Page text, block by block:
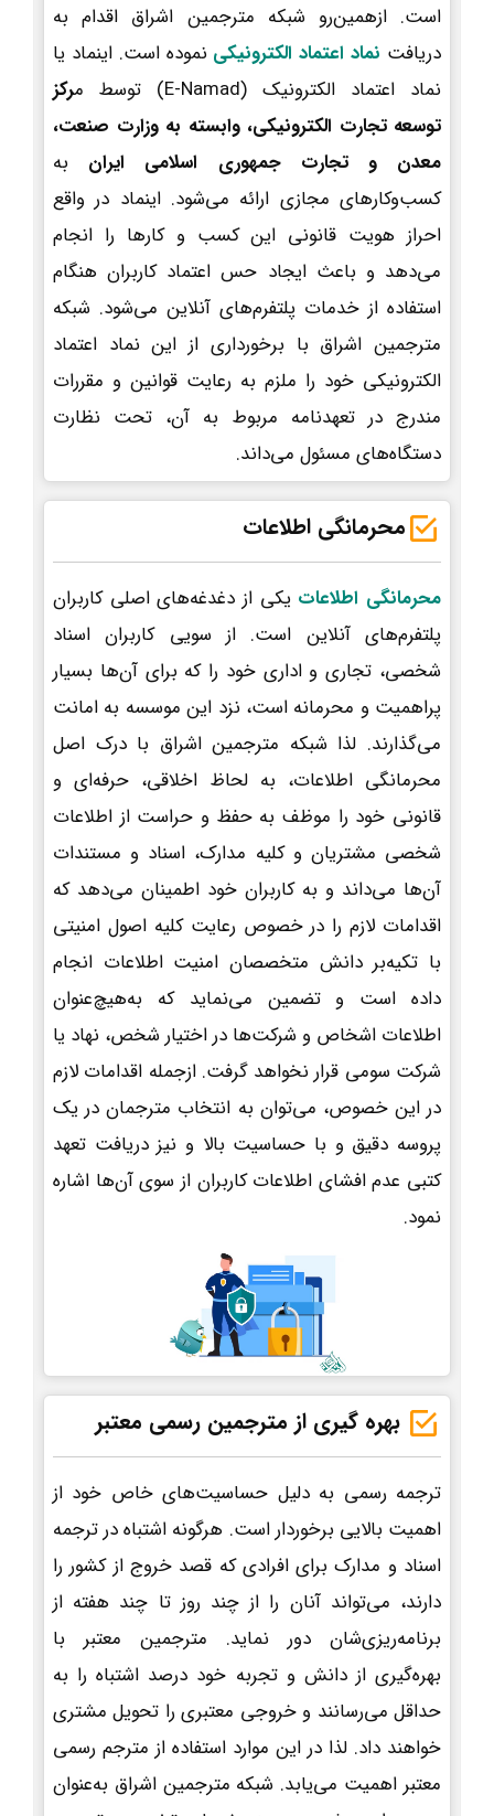
است. ازهمین‌رو شبکه مترجمین اشراق اقدام به
دریافت نماد اعتماد الکترونیکی نموده است. اینماد یا
نماد اعتماد الکترونیک (E-Namad) توسط م
رکز
توسعه تجارت الکترونیکی، وابسته به وزارت صنعت،
معدن و تجارت جمهوری اسلامی ایران به
کسب‌وکارهای مجازی ارائه می‌شود. اینماد در واقع
احراز هویت قانونی این کسب و کارها را انجام
می‌دهد و باعث ایجاد حس اعتماد کاربران هنگام
استفاده از خدمات پلتفرم‌های آنلاین می‌شود. شبکه
مترجمین اشراق با برخورداری از این نماد اعتماد
الکترونیکی خود را ملزم به رعایت قوانین و مقررات
مندرج در تعهدنامه مربوط به آن، تحت نظارت
دستگاه‌های مسئول می‌داند.
محرمانگی اطلاعات
محرمانگی اطلاعات یکی از دغدغه‌های اصلی کاربران
پلتفرم‌های آنلاین است. از سویی کاربران اسناد
شخصی، تجاری و اداری خود را که برای آن‌ها بسیار
پراهمیت و محرمانه است، نزد این موسسه به امانت
می‌گذارند. لذا شبکه مترجمین اشراق با درک اصل
محرمانگی اطلاعات، به لحاظ اخلاقی، حرفه‌ای و
قانونی خود را موظف به حفظ و حراست از اطلاعات
شخصی مشتریان و کلیه مدارک، اسناد و مستندات
آن‌ها می‌داند و به کاربران خود اطمینان می‌دهد که
اقدامات لازم را در خصوص رعایت کلیه اصول امنیتی
با تکیه‌بر دانش متخصصان امنیت اطلاعات انجام
داده است و تضمین می‌نماید که به‌هیچ‌عنوان
اطلاعات اشخاص و شرکت‌ها در اختیار شخص، نهاد یا
شرکت سومی قرار نخواهد گرفت. ازجمله اقدامات لازم
در این خصوص، می‌توان به انتخاب مترجمان در یک
پروسه دقیق و با حساسیت بالا و نیز دریافت تعهد
کتبی عدم افشای اطلاعات کاربران از سوی آن‌ها اشاره
نمود.
بهره گیری از مترجمین رسمی معتبر
ترجمه رسمی به دلیل حساسیت‌های خاص خود از
اهمیت بالایی برخوردار است. هرگونه اشتباه در ترجمه
اسناد و مدارک برای افرادی که قصد خروج از کشور را
دارند، می‌تواند آنان را از چند روز تا چند هفته از
برنامه‌ریزی‌شان دور نماید. مترجمین معتبر با
بهره‌گیری از دانش و تجربه خود درصد اشتباه را به
حداقل می‌رسانند و خروجی معتبری را تحویل مشتری
خواهند داد. لذا در این موارد استفاده از مترجم رسمی
معتبر اهمیت می‌یابد. شبکه مترجمین اشراق به‌عنوان